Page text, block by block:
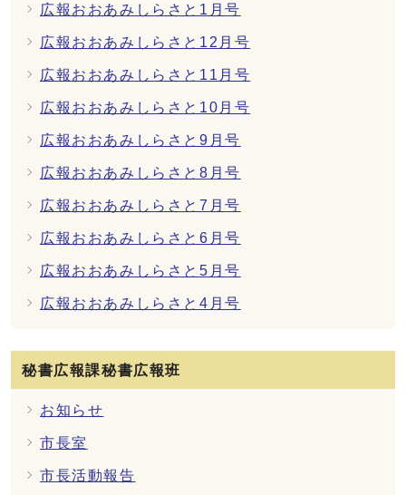
広報おおあみしらさと1月号
広報おおあみしらさと12月号
広報おおあみしらさと11月号
広報おおあみしらさと10月号
広報おおあみしらさと9月号
広報おおあみしらさと8月号
広報おおあみしらさと7月号
広報おおあみしらさと6月号
広報おおあみしらさと5月号
広報おおあみしらさと4月号
秘書広報課秘書広報班
お知らせ
市長室
市長活動報告